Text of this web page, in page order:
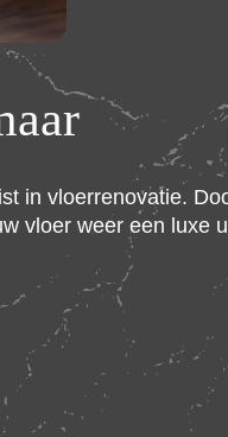
in vloerrenovatie.
vloer weer een luxe